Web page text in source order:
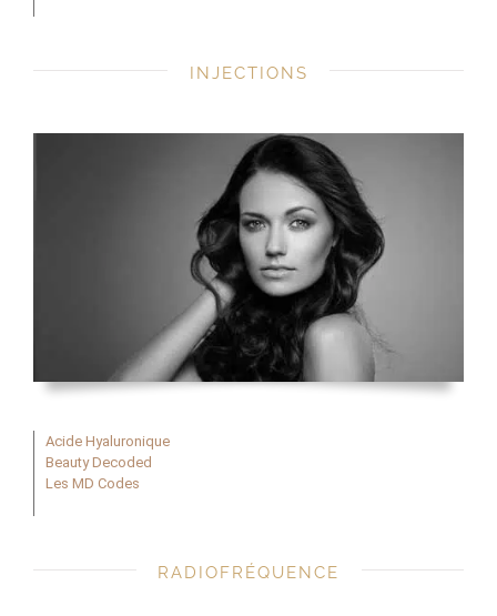
INJECTIONS
Acide Hyaluronique
Beauty Decoded
Les MD Codes
RADIOFRÉQUENCE